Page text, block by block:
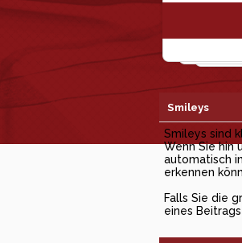
Smileys
Smileys sind
Wenn Sie hin
automatisch
erkennen
Falls Sie die
eines